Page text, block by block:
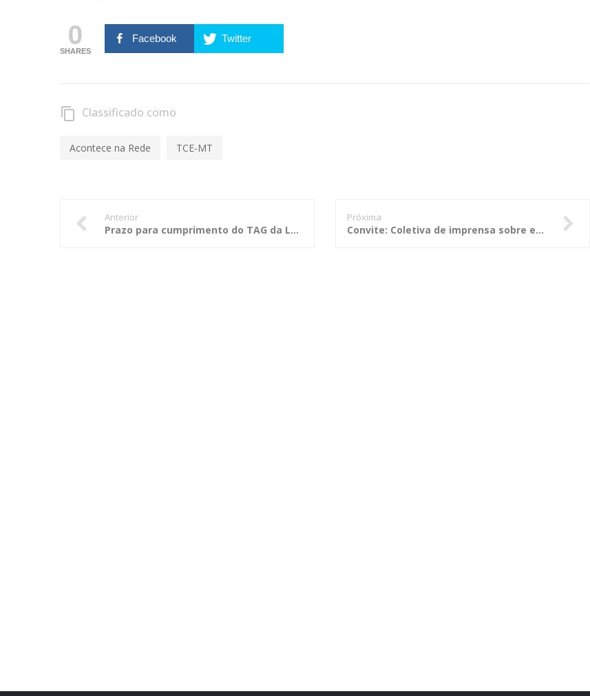
0
SHARES
Facebook Twitter
content_copy Classificado como
Acontece na Rede TCE-MT
Anterior
Prazo para cumprimento do TAG da LAI termina este mês e prefeitura de Cáceres se antecipa
Próxima
Convite: Coletiva de imprensa sobre eventos do Grupo de Trabalho Anticorrupção do G20